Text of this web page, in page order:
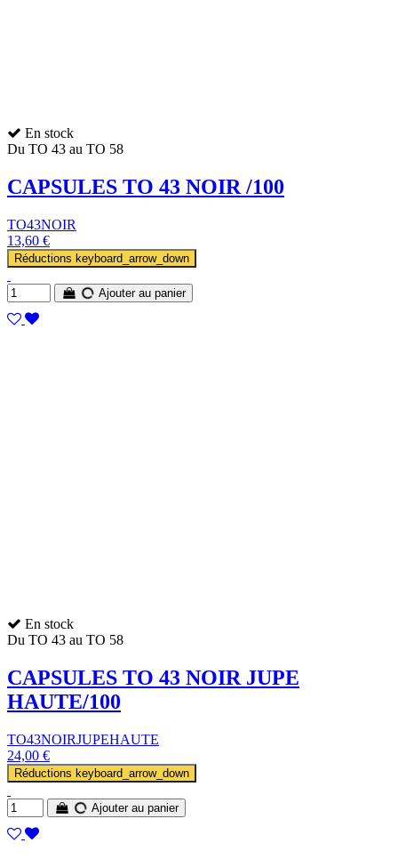
En stock
Du TO 43 au TO 58
CAPSULES TO 43 NOIR /100
TO43NOIR
13,60 €
Réductions keyboard_arrow_down
Ajouter au panier
En stock
Du TO 43 au TO 58
CAPSULES TO 43 NOIR JUPE
HAUTE/100
TO43NOIRJUPEHAUTE
24,00 €
Réductions keyboard_arrow_down
Ajouter au panier